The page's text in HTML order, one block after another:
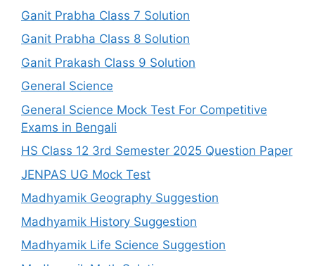
Ganit Prabha Class 7 Solution
Ganit Prabha Class 8 Solution
Ganit Prakash Class 9 Solution
General Science
General Science Mock Test For Competitive
Exams in Bengali
HS Class 12 3rd Semester 2025 Question Paper
JENPAS UG Mock Test
Madhyamik Geography Suggestion
Madhyamik History Suggestion
Madhyamik Life Science Suggestion